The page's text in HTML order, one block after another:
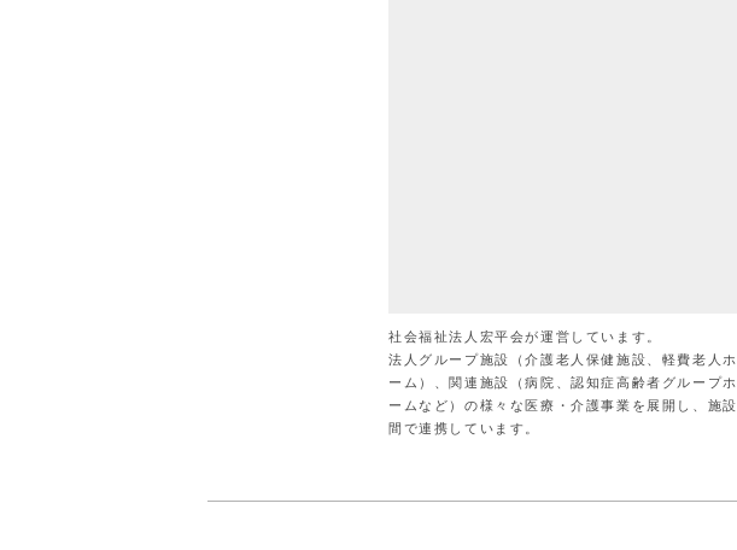
社会福祉法人宏平会が運営しています。
法人グループ施設（介護老人保健施設、軽費老人ホ
ーム）、関連施設（病院、認知症高齢者グループホ
ームなど）の様々な医療・介護事業を展開し、施設
間で連携しています。